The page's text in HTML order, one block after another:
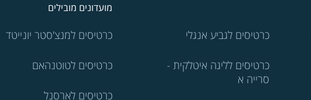
כרטיסים לגביע אנגלי
כרטיסים לליגה איטלקית -
סרייה א
מועדונים מובילים
כרטיסים למנצ'סטר יונייטד
כרטיסים לטוטנהאם
כרטיסים לארסנל